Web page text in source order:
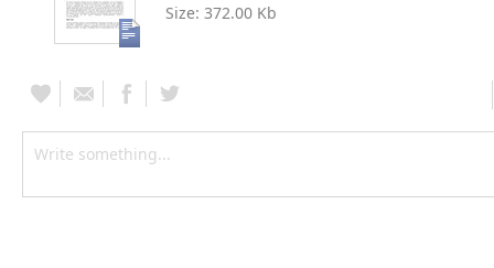
Size: 372.00 Kb